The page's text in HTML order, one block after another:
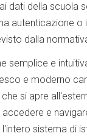
dati della scuola
autenticazione o
dalla
semplice e
e moderno
si apre
accedere e
sistema di